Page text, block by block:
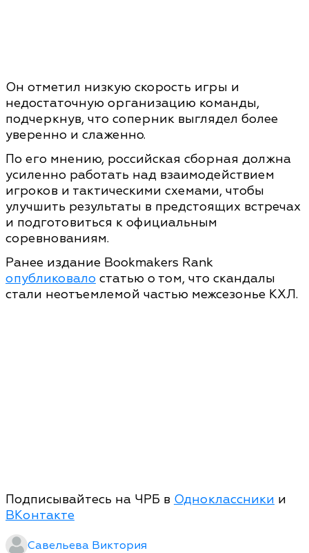
Он отметил низкую скорость игры и
недостаточную организацию команды,
подчеркнув, что соперник выглядел более
уверенно и слаженно.
По его мнению, российская сборная должна
усиленно работать над взаимодействием
игроков и тактическими схемами, чтобы
улучшить результаты в предстоящих встречах
и подготовиться к официальным
соревнованиям.
Ранее издание Bookmakers Rank
опубликовало статью о том, что скандалы
стали неотъемлемой частью межсезонье КХЛ.
Подписывайтесь на ЧРБ в Одноклассники и
ВКонтакте
Савельева Виктория